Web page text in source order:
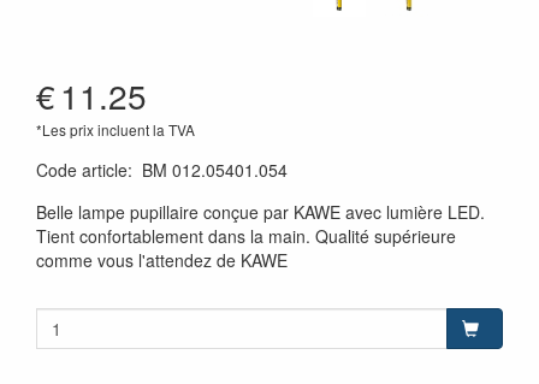
€11.25
*Les prix incluent la TVA
Code article: BM 012.05401.054
Belle lampe pupillaire conçue par KAWE avec lumière LED.
Tient confortablement dans la main. Qualité supérieure
comme vous l'attendez de KAWE